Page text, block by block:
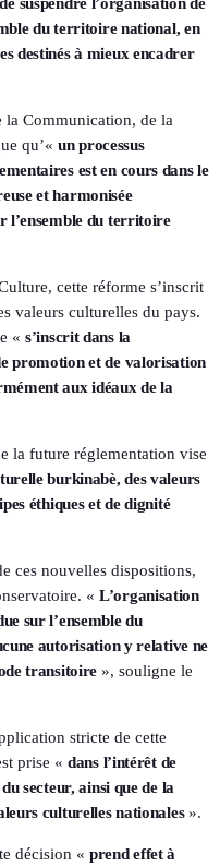
suspendre l’organisation de
du territoire national, en
destinés à mieux encadrer
la Communication, de la
qu’« un processus
est en cours dans le
et harmonisée
l’ensemble du territoire
cette réforme s’inscrit
valeurs culturelles du pays.
« s’inscrit dans la
promotion et de valorisation
aux idéaux de la
la future réglementation vise
burkinabè, des valeurs
éthiques et de dignité
ces nouvelles dispositions,
« L’organisation
sur l’ensemble du
autorisation y relative ne
transitoire », souligne le
stricte de cette
prise « dans l’intérêt de
secteur, ainsi que de la
culturelles nationales».
décision « prend effet à